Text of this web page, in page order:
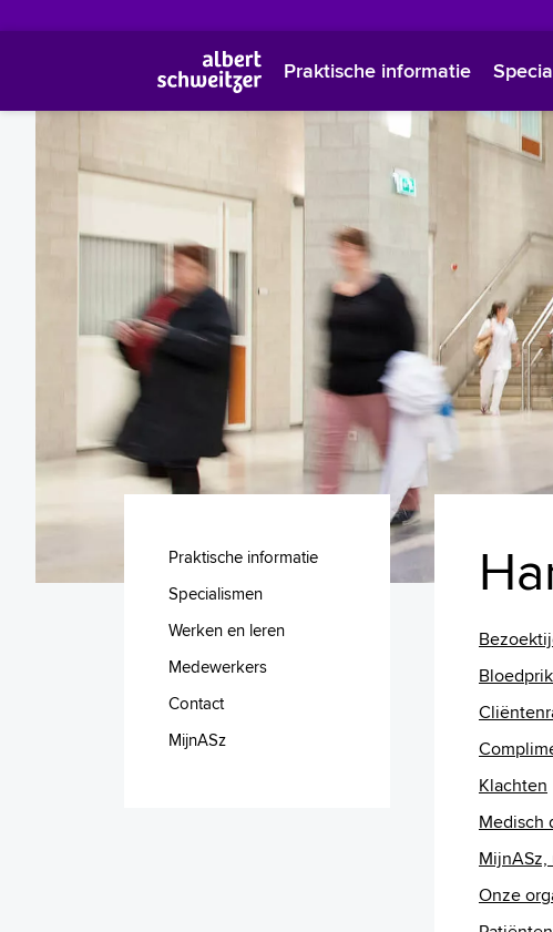
Praktische informatie
Praktische informatie
Specialismen
Werken en leren
Medewerkers
Contact
MijnASz
Klachten
Medisch
Onze